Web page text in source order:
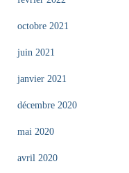
octobre 2021
juin 2021
janvier 2021
décembre 2020
mai 2020
avril 2020